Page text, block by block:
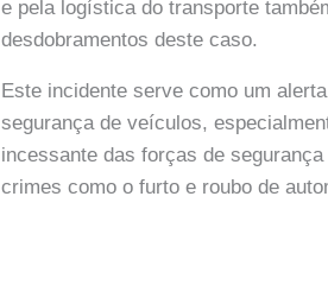
e pela logística do transporte
desdobramentos deste caso.
Este incidente serve como um
segurança de veículos,
incessante das forças de
crimes como o furto e roubo de